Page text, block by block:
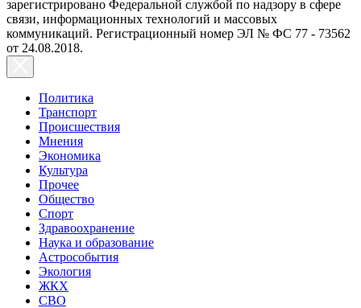
зарегистрировано Федеральной службой по надзору в сфере
связи, информационных технологий и массовых
коммуникаций. Регистрационный номер ЭЛ № ФС 77 - 73562
от 24.08.2018.
Политика
Транспорт
Происшествия
Мнения
Экономика
Культура
Прочее
Общество
Спорт
Здравоохранение
Наука и образование
Астрособытия
Экология
ЖКХ
СВО